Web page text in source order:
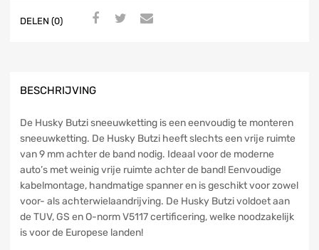
DELEN (0)
BESCHRIJVING
De Husky Butzi sneeuwketting is een eenvoudig te monteren
sneeuwketting. De Husky Butzi heeft slechts een vrije ruimte
van 9 mm achter de band nodig. Ideaal voor de moderne
auto’s met weinig vrije ruimte achter de band! Eenvoudige
kabelmontage, handmatige spanner en is geschikt voor zowel
voor- als achterwielaandrijving. De Husky Butzi voldoet aan
de TUV, GS en O-norm V5117 certificering, welke noodzakelijk
is voor de Europese landen!